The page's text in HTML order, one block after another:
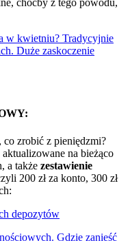
choćby z tego powodu,
w kwietniu? Tradycyjnie
Duże zaskoczenie
co zrobić z pieniędzmi?
na bieżąco
a także zestawienie
200 zł za konto, 300 zł
depozytów
Gdzie zanieść